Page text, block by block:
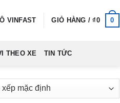
VINFAST GIỎ HÀNG /₫0 0
THEO XE TIN TỨC